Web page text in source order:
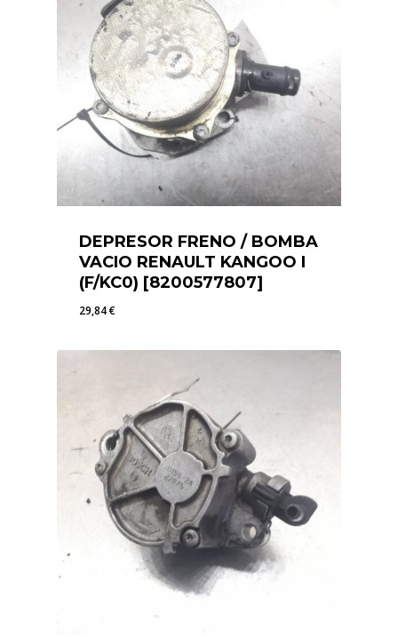
DEPRESOR FRENO / BOMBA
VACIO RENAULT KANGOO I
(F/KC0) [8200577807]
29,84€